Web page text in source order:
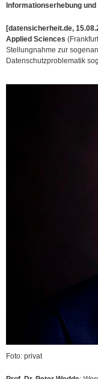
Informationserhebung und
[datensicherheit.de,
Applied Sciences
Stellungnahme zur
Datenschutzproblematik
Foto: privat